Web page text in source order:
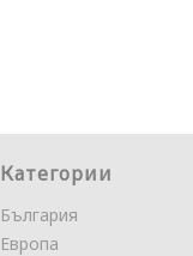
Категории
България
Европа